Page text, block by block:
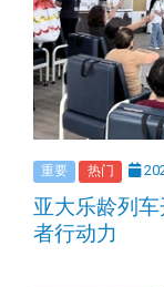
重要 热门
亚大乐龄列
者行动力